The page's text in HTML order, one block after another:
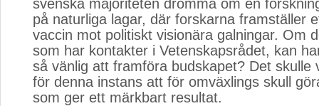
svenska majoriteten drömma om en
på naturliga lagar, där forskarna framställer
vaccin mot politiskt visionära galningar. Om
som har kontakter i Vetenskapsrådet, kan
så vänlig att framföra budskapet? Det skulle
för denna instans att för omväxlings skull
som ger ett märkbart resultat.